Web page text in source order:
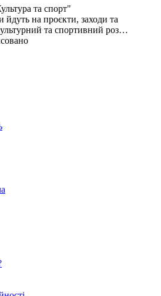
та спорт"
йдуть на проєкти, заходи та
та спортивний роз…